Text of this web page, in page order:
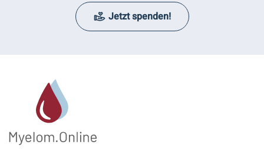
Jetzt spenden!